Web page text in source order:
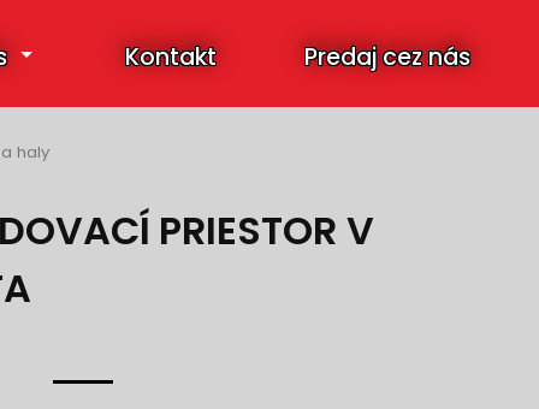
Kontakt Predaj cez nás
haly
PRIESTOR V